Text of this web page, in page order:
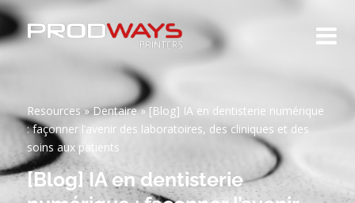
Resources »Dentaire»[Blog] IA en dentisterie numérique
: façonner l’avenir des laboratoires, des cliniques et des
soins aux patients
[Blog] IA en dentisterie